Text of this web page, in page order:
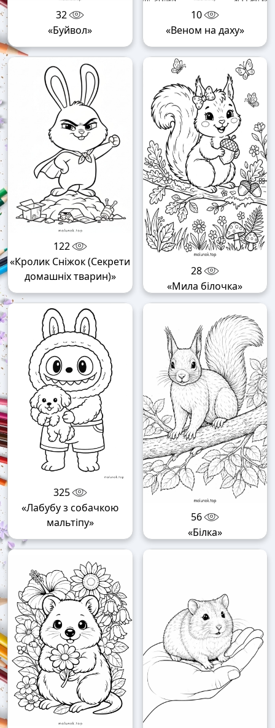
32
«Буйвол»
10
«Веном на даху»
122
«Кролик Сніжок (Секрети
домашніх тварин)»
28
«Мила білочка»
325
«Лабубу з собачкою
мальтіпу»
56
«Білка»